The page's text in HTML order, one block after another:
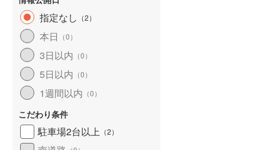
指定なし （2）
本日 （0）
3日以内 （0）
5日以内 （0）
1週間以内 （0）
こだわり条件
駐車場2台以上 （2）